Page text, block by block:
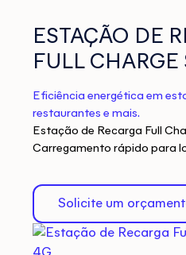
ESTAÇÃO DE
FULL
Eficiência energética em
restaurantes e mais.
Estação de Recarga Full
Carregamento rápido para
Solicite um